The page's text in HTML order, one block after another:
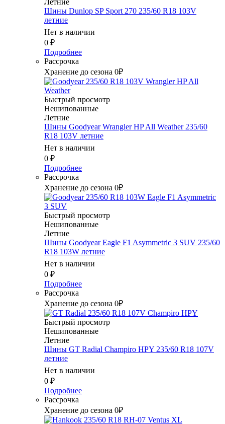
Летние
Шины Dunlop SP Sport 270 235/60 R18 103V
летние
Нет в наличии
0 ₽
Подробнее
Рассрочка
Хранение до сезона 0₽
Быстрый просмотр
Нешипованные
Летние
Шины Goodyear Wrangler HP All Weather 235/60
R18 103V летние
Нет в наличии
0 ₽
Подробнее
Рассрочка
Хранение до сезона 0₽
Быстрый просмотр
Нешипованные
Летние
Шины Goodyear Eagle F1 Asymmetric 3 SUV 235/60
R18 103W летние
Нет в наличии
0 ₽
Подробнее
Рассрочка
Хранение до сезона 0₽
Быстрый просмотр
Нешипованные
Летние
Шины GT Radial Champiro HPY 235/60 R18 107V
летние
Нет в наличии
0 ₽
Подробнее
Рассрочка
Хранение до сезона 0₽